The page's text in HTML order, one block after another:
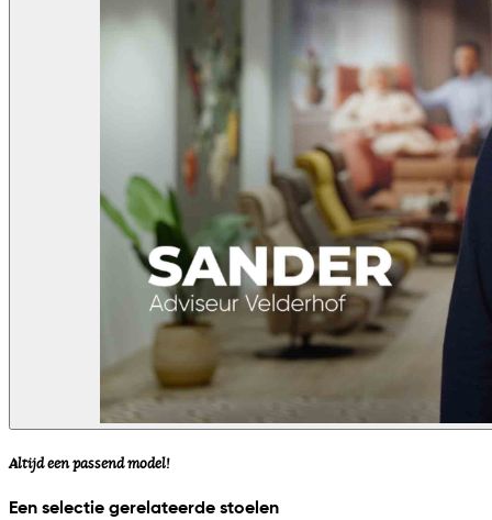
Altijd een passend model!
Een selectie gerelateerde stoelen